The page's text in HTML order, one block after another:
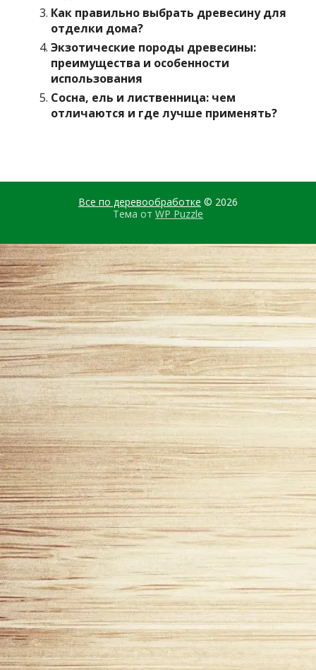
Как правильно выбрать древесину для
отделки дома?
Экзотические породы древесины:
преимущества и особенности
использования
Сосна, ель и лиственница: чем
отличаются и где лучше применять?
Все по деревообработке © 2026
Тема от WP Puzzle